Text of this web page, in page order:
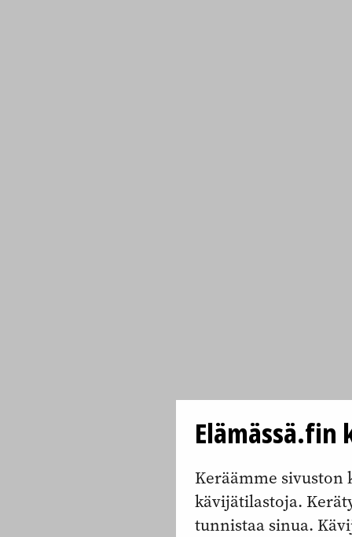
Keräämme sivuston
kävijätilastoja.
tunnistaa sinua.